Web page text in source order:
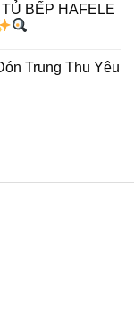
BẾP HAFELE
Trung Thu Yêu